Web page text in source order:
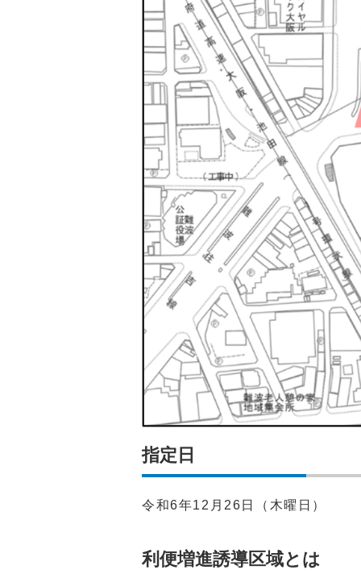
指定日
令和6年12月26日（木曜日）
利便増進誘導区域とは